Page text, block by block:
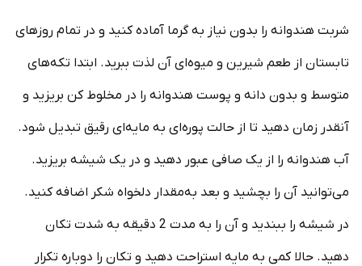
شربت هندوانه را بدون نیاز به گرما آماده کنید و در تمام روزهای
تابستان از طعم شیرین و میوه‌ای آن لذت ببرید. ابتدا تکه‌های
متوسط و بدون دانه و پوست هندوانه را در مخلوط کن بریزید و
آنقدر زمان دهید تا از حالت پوره‌ای به مایه‌ای رقیق تبدیل شود.
آب هندوانه را از یک صافی عبور دهید و در یک شیشه بریزید.
می‌توانید آن را بچشید و بعد به‌مقدار دلخواه شکر اضافه کنید.
در شیشه را ببندید و آن را به مدت 2 دقیقه به شدت تکان
دهید. حالا کمی به مایه استراحت دهید و تکان را دوباره تکرار